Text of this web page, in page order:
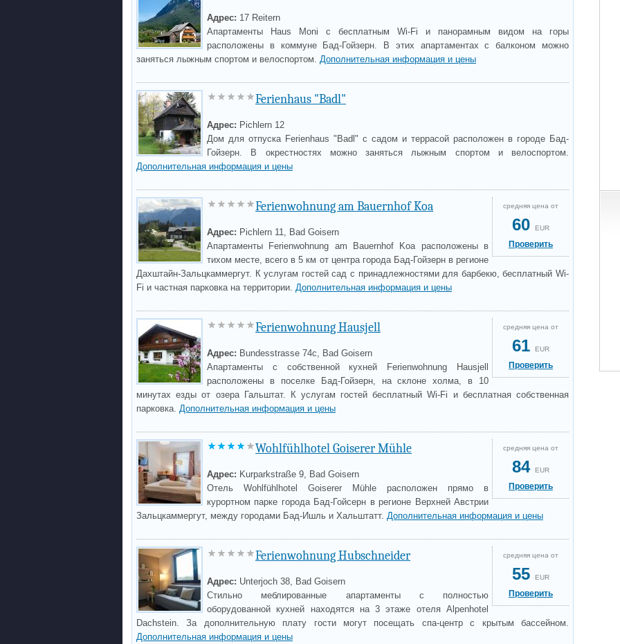
Адрес: 17 Reitern
Апартаменты Haus Moni с бесплатным Wi-Fi и панорамным видом на горы
расположены в коммуне Бад-Гойзерн. В этих апартаментах с балконом можно
заняться лыжным спортом и велоспортом. Дополнительная информация и цены
Ferienhaus "Badl"
Адрес: Pichlern 12
Дом для отпуска Ferienhaus "Badl" с садом и террасой расположен в городе Бад-
Гойзерн. В окрестностях можно заняться лыжным спортом и велоспортом.
Дополнительная информация и цены
средняя цена от
60 EUR
Проверить
Ferienwohnung am Bauernhof Koa
Адрес: Pichlern 11, Bad Goisern
Апартаменты Ferienwohnung am Bauernhof Koa расположены в
тихом месте, всего в 5 км от центра города Бад-Гойзерн в регионе
Дахштайн-Зальцкаммергут. К услугам гостей сад с принадлежностями для барбекю, бесплатный Wi-
Fi и частная парковка на территории. Дополнительная информация и цены
средняя цена от
61 EUR
Проверить
Ferienwohnung Hausjell
Адрес: Bundesstrasse 74c, Bad Goisern
Апартаменты с собственной кухней Ferienwohnung Hausjell
расположены в поселке Бад-Гойзерн, на склоне холма, в 10
минутах езды от озера Гальштат. К услугам гостей бесплатный Wi-Fi и бесплатная собственная
парковка. Дополнительная информация и цены
средняя цена от
84 EUR
Проверить
Wohlfühlhotel Goiserer Mühle
Адрес: Kurparkstraße 9, Bad Goisern
Отель Wohlfühlhotel Goiserer Mühle расположен прямо в
курортном парке города Бад-Гойсерн в регионе Верхней Австрии
Зальцкаммергут, между городами Бад-Ишль и Хальштатт. Дополнительная информация и цены
средняя цена от
55 EUR
Проверить
Ferienwohnung Hubschneider
Адрес: Unterjoch 38, Bad Goisern
Стильно меблированные апартаменты с полностью
оборудованной кухней находятся на 3 этаже отеля Alpenhotel
Dachstein. За дополнительную плату гости могут посещать спа-центр с крытым бассейном.
Дополнительная информация и цены